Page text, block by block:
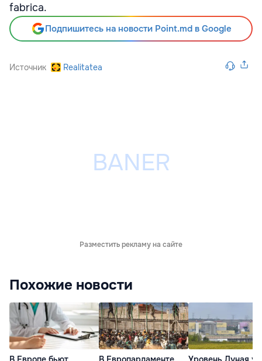
fabrica.
Подпишитесь на новости Point.md в Google
Источник Realitatea
Разместить рекламу на сайте
Похожие новости